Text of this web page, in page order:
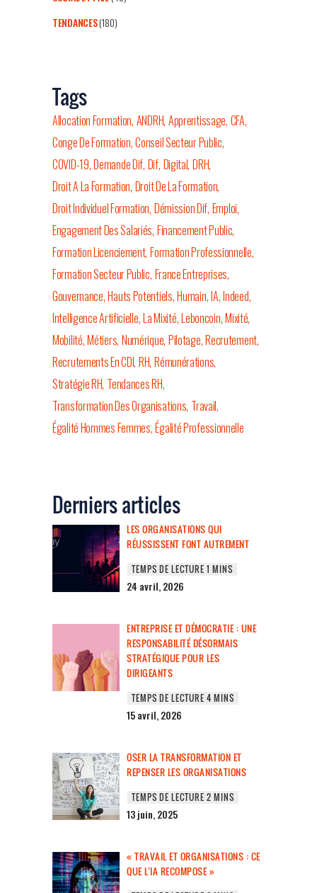
TENDANCES(180)
Tags
Allocation Formation ANDRH Apprentissage CFA
Conge De Formation Conseil Secteur Public
COVID-19 Demande Dif Dif Digital DRH
Droit A La Formation Droit De La Formation
Droit Individuel Formation Démission Dif Emploi
Engagement Des Salariés Financement Public
Formation Licenciement Formation Professionnelle
Formation Secteur Public France Entreprises
Gouvernance Hauts Potentiels Humain IA Indeed
Intelligence Artificielle La Mixité Leboncoin Mixité
Mobilité Métiers Numérique Pilotage Recrutement
Recrutements En CDI RH Rémunérations
Stratégie RH Tendances RH
Transformation Des Organisations Travail
Égalité Hommes Femmes Égalité Professionnelle
Derniers articles
LES ORGANISATIONS QUI
RÉUSSISSENT FONT AUTREMENT
24 avril, 2026
ENTREPRISE ET DÉMOCRATIE : UNE
RESPONSABILITÉ DÉSORMAIS
STRATÉGIQUE POUR LES
DIRIGEANTS
15 avril, 2026
OSER LA TRANSFORMATION ET
REPENSER LES ORGANISATIONS
13 juin, 2025
« TRAVAIL ET ORGANISATIONS : CE
QUE L’IA RECOMPOSE »